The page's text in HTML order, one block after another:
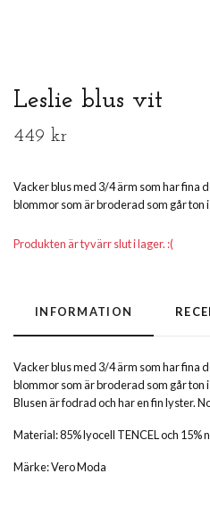
Leslie blus vit
449 kr
Vacker blus med 3/4 ärm som har fina
blommor som är broderad som går ton
Produkten är tyvärr slut i lager. :(
INFORMATION
Vacker blus med 3/4 ärm som har fina
blommor som är broderad som går ton
Blusen är fodrad och har en fin lyster.
Material: 85% lyocell TENCEL och 15%
Märke: Vero Moda